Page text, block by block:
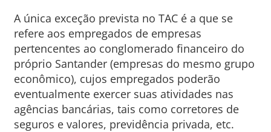
A única exceção prevista no TAC é a que se
refere aos empregados de empresas
pertencentes ao conglomerado financeiro do
próprio Santander (empresas do mesmo grupo
econômico), cujos empregados poderão
eventualmente exercer suas atividades nas
agências bancárias, tais como corretores de
seguros e valores, previdência privada, etc.